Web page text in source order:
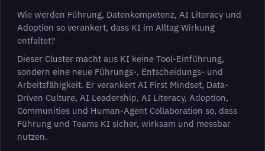
Wie werden Führung, Datenkompetenz, AI Literacy und
Adoption so verankert, dass KI im Alltag Wirkung
entfaltet?
Dieser Cluster macht aus KI keine Tool-Einführung,
sondern eine neue Führungs-, Entscheidungs- und
Arbeitsfähigkeit. Er verankert AI First Mindset, Data-
Driven Culture, AI Leadership, AI Literacy, Adoption,
Communities und Human-Agent Collaboration so, dass
Führung und Teams KI sicher, wirksam und messbar
nutzen.